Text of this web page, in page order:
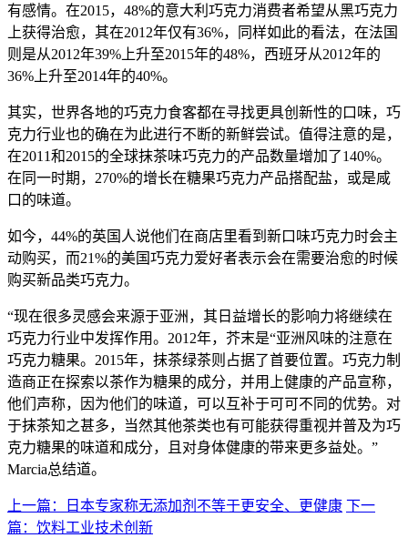
有感情。在2015，48%的意大利巧克力消费者希望从黑巧克力
上获得治愈，其在2012年仅有36%，同样如此的看法，在法国
则是从2012年39%上升至2015年的48%，西班牙从2012年的
36%上升至2014年的40%。
其实，世界各地的巧克力食客都在寻找更具创新性的口味，巧
克力行业也的确在为此进行不断的新鲜尝试。值得注意的是，
在2011和2015的全球抹茶味巧克力的产品数量增加了140%。
在同一时期，270%的增长在糖果巧克力产品搭配盐，或是咸
口的味道。
如今，44%的英国人说他们在商店里看到新口味巧克力时会主
动购买，而21%的美国巧克力爱好者表示会在需要治愈的时候
购买新品类巧克力。
“现在很多灵感会来源于亚洲，其日益增长的影响力将继续在
巧克力行业中发挥作用。2012年，芥末是“亚洲风味的注意在
巧克力糖果。2015年，抹茶绿茶则占据了首要位置。巧克力制
造商正在探索以茶作为糖果的成分，并用上健康的产品宣称，
他们声称，因为他们的味道，可以互补于可可不同的优势。对
于抹茶知之甚多，当然其他茶类也有可能获得重视并普及为巧
克力糖果的味道和成分，且对身体健康的带来更多益处。”
Marcia总结道。
上一篇：日本专家称无添加剂不等于更安全、更健康 下一
篇：饮料工业技术创新